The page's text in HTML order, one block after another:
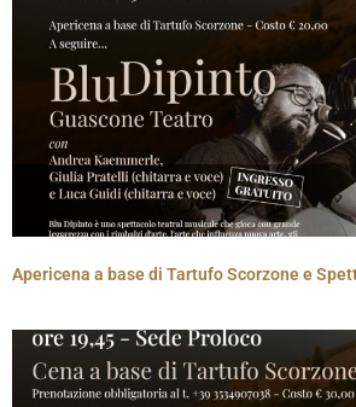
Apericena a base di Tartufo Scorzone e